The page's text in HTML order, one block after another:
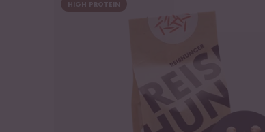
HIGH PROTEIN